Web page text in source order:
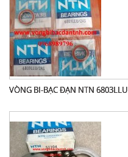
VÒNG BI-BẠC ĐẠN NTN 6803LLU